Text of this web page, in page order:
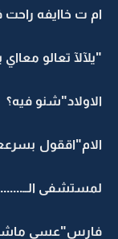
ام ت خاايفه
"يلآلآ تعالو
الاولاد"شنو فيه؟
الام"اققول
لمستشفى الــ.......
فارس"عسى